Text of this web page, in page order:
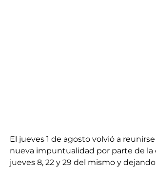
El jueves 1 de agosto volvió a
nueva impuntualidad por parte de la
jueves 8, 22 y 29 del mismo y